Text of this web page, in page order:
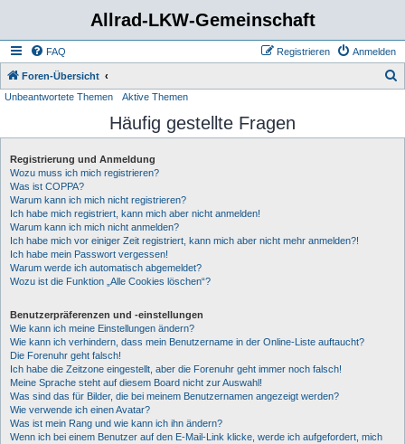
Allrad-LKW-Gemeinschaft
FAQ Anmelden
Registrieren
Foren-Übersicht
h
Unbeantwortete Themen Aktive Themen
Häufig gestellte Fragen
Registrierung und Anmeldung
Wozu muss ich mich registrieren?
Was ist COPPA?
Warum kann ich mich nicht registrieren?
Ich habe mich registriert, kann mich aber nicht anmelden!
Warum kann ich mich nicht anmelden?
Ich habe mich vor einiger Zeit registriert, kann mich aber nicht mehr anmelden?!
Ich habe mein Passwort vergessen!
Warum werde ich automatisch abgemeldet?
Wozu ist die Funktion „Alle Cookies löschen“?
Benutzerpräferenzen und -einstellungen
Wie kann ich meine Einstellungen ändern?
Wie kann ich verhindern, dass mein Benutzername in der Online-Liste auftaucht?
Die Forenuhr geht falsch!
Ich habe die Zeitzone eingestellt, aber die Forenuhr geht immer noch falsch!
Meine Sprache steht auf diesem Board nicht zur Auswahl!
Was sind das für Bilder, die bei meinem Benutzernamen angezeigt werden?
Wie verwende ich einen Avatar?
Was ist mein Rang und wie kann ich ihn ändern?
Wenn ich bei einem Benutzer auf den E-Mail-Link klicke, werde ich aufgefordert, mich